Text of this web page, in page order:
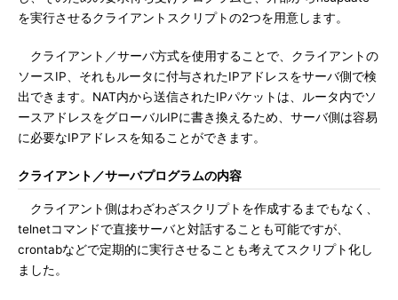
を実行させるクライアントスクリプトの2つを用意します。
クライアント／サーバ方式を使用することで、クライアントの
ソースIP、それもルータに付与されたIPアドレスをサーバ側で検
出できます。NAT内から送信されたIPパケットは、ルータ内でソ
ースアドレスをグローバルIPに書き換えるため、サーバ側は容易
に必要なIPアドレスを知ることができます。
クライアント／サーバプログラムの内容
クライアント側はわざわざスクリプトを作成するまでもなく、
telnetコマンドで直接サーバと対話することも可能ですが、
crontabなどで定期的に実行させることも考えてスクリプト化し
ました。